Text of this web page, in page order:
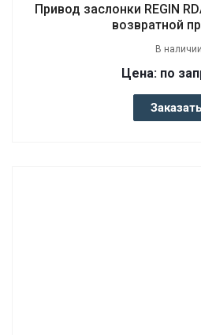
Привод заслонки REGIN
возвратной
В наличии
Цена: по
Заказать